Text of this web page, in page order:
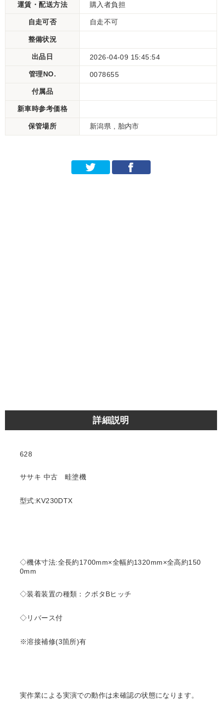
運賃・配送方法 購入者負担
自走可否 自走不可
整備状況
出品日 2026-04-09 15:45:54
管理NO. 0078655
付属品
新車時参考価格
保管場所 新潟県 , 胎内市
詳細説明
628
ササキ 中古 畦塗機
型式:KV230DTX
◇機体寸法:全長約1700mm×全幅約1320mm×全高約150
0mm
◇装着装置の種類：クボタBヒッチ
◇リバース付
※溶接補修(3箇所)有
実作業による実演での動作は未確認の状態になります。